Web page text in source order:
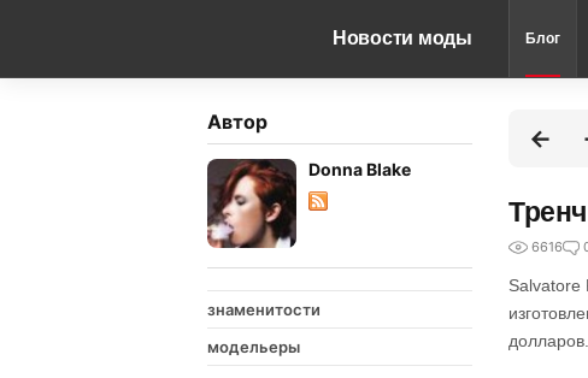
Новости моды Блог
Автор
Donna Blake
знаменитости
модельеры
6616
Salvatore
долларов.